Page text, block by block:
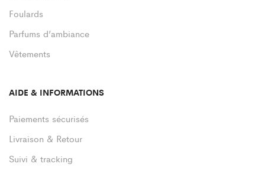
Foulards
Parfums d’ambiance
Vêtements
AIDE & INFORMATIONS
Paiements sécurisés
Livraison & Retour
Suivi & tracking